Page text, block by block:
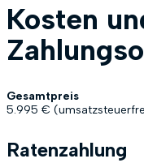
Kosten
Gesamtpreis
5.995 €
Ratenzahlung